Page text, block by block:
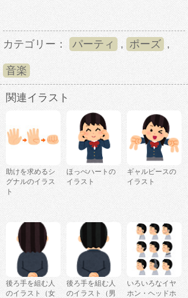
カテゴリー： パーティ , ポーズ ,
音楽
関連イラスト
助けを求めるシ
グナルのイラス
ト
ほっぺハートの
イラスト
ギャルピースの
イラスト
後ろ手を組む人
のイラスト（女
後ろ手を組む人
のイラスト（男
いろいろなイヤ
ホン・ヘッドホ